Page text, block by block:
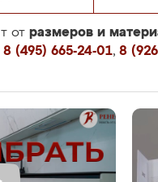
от размеров и
8 (495) 665-24-01, 8